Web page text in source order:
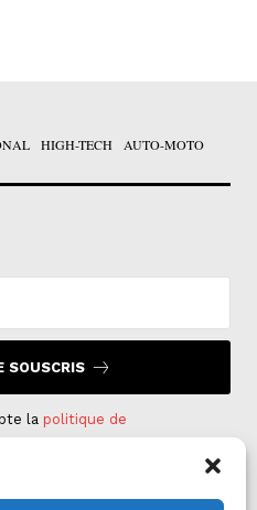
HIGH-TECH AUTO-MOTO
SOUSCRIS
la politique de